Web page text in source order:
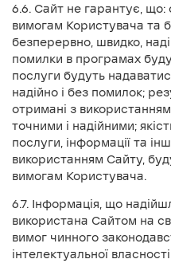
6.6. Сайт не гарантує, що:
вимогам Користувача та
безперервно, швидко,
помилки в програмах
послуги будуть
надійно і без помилок;
отримані з
точними і надійними;
послуги, інформації та
використанням Сайту,
вимогам Користувача.
6.7. Інформація, що
використана Сайтом на
вимог чинного
інтелектуальної